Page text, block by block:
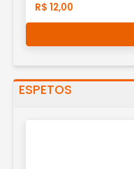
R$ 12,00
ESPETOS